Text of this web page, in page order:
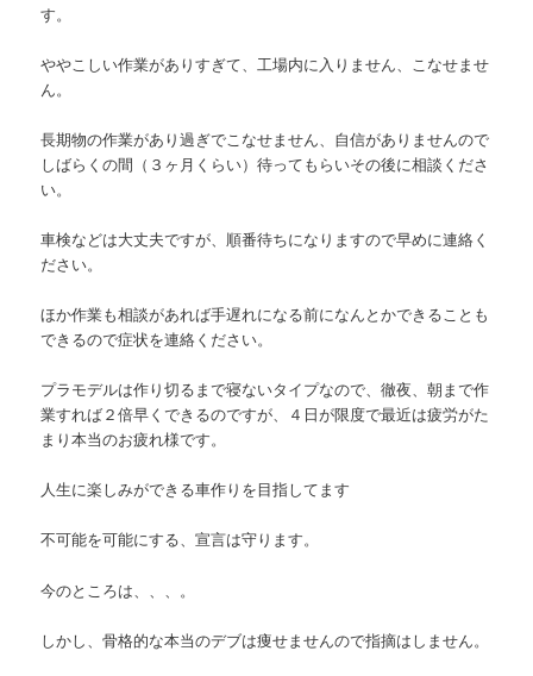
す。
ややこしい作業がありすぎて、工場内に入りません、こなせませ
ん。
長期物の作業があり過ぎでこなせません、自信がありませんので
しばらくの間（３ヶ月くらい）待ってもらいその後に相談くださ
い。
車検などは大丈夫ですが、順番待ちになりますので早めに連絡く
ださい。
ほか作業も相談があれば手遅れになる前になんとかできることも
できるので症状を連絡ください。
プラモデルは作り切るまで寝ないタイプなので、徹夜、朝まで作
業すれば２倍早くできるのですが、４日が限度で最近は疲労がた
まり本当のお疲れ様です。
人生に楽しみができる車作りを目指してます
不可能を可能にする、宣言は守ります。
今のところは、、、。
しかし、骨格的な本当のデブは痩せませんので指摘はしません。